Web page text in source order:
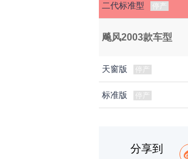
二代标准型 停产
飚风2003款车型
天窗版 停产
标准版 停产
分享到